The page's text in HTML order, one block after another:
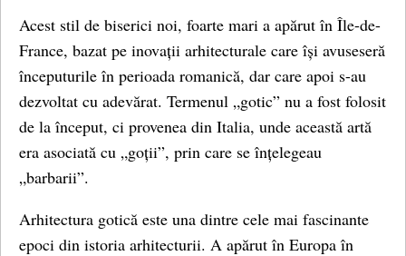
Acest stil de biserici noi, foarte mari a apărut în Île-de-
France, bazat pe inovații arhitecturale care își avuseseră
începuturile în perioada romanică, dar care apoi s-au
dezvoltat cu adevărat. Termenul „gotic” nu a fost folosit
de la început, ci provenea din Italia, unde această artă
era asociată cu „goții”, prin care se înțelegeau
„barbarii”.
Arhitectura gotică este una dintre cele mai fascinante
epoci din istoria arhitecturii. A apărut în Europa în